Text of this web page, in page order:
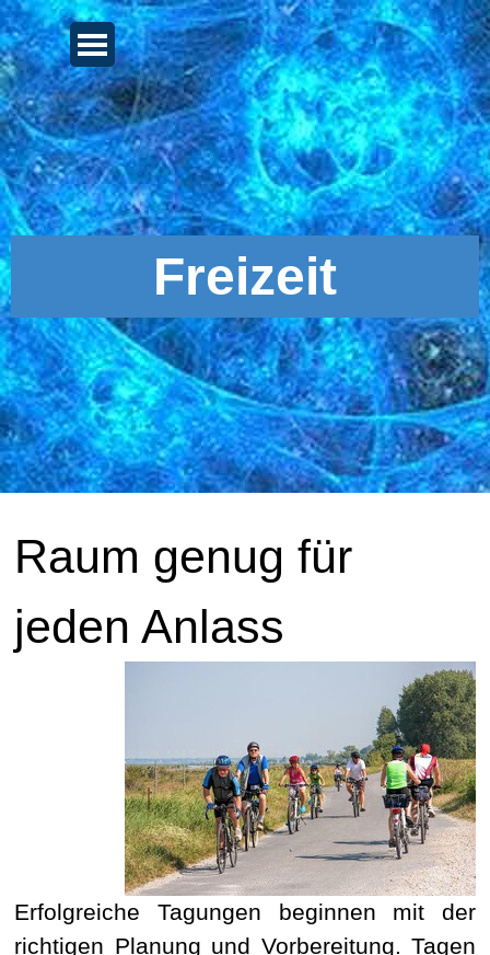
Direkt zum Seiteninhalt
Menü überspringen
Freizeit
Raum genug für
jeden Anlass
Erfolgreiche Tagungen beginnen mit der
richtigen Planung und Vorbereitung. Tagen